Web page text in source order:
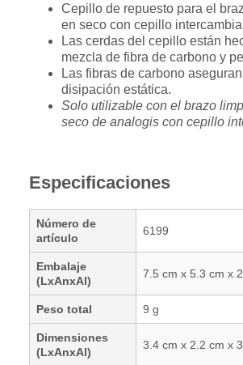
Cepillo de repuesto para el
en seco con cepillo
Las cerdas del cepillo están
mezcla de fibra de carbono y
Las fibras de carbono
disipación estática.
Solo utilizable con el brazo
seco de analogis con cepillo
Especificaciones
Número de
artículo
6199
Embalaje
(LxAnxAl)
7.5 cm x 5.3 cm x
Peso total 9 g
Dimensiones
(LxAnxAl)
3.4 cm x 2.2 cm x